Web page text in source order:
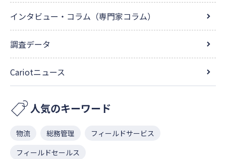
インタビュー・コラム（専門家コラム）
調査データ
Cariotニュース
人気のキーワード
物流 総務管理
フィールドサービス
フィールドセールス